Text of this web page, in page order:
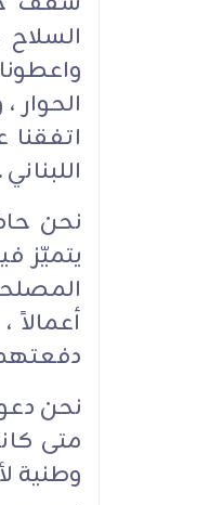
الحوار
اللبناني .
نحن
يتميّز
أعمالاً
نحن
متى
وطنية